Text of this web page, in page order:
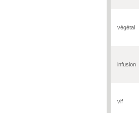
végétal
infusion
vif